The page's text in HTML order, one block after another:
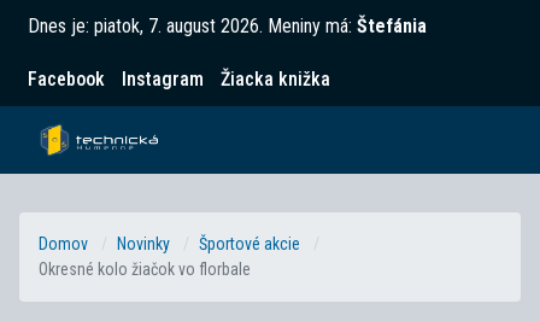
Dnes je: piatok, 7. august 2026. Meniny má: Štefánia
Facebook Instagram Žiacka knižka
Domov Novinky
Športové akcie
Okresné kolo žiačok vo florbale